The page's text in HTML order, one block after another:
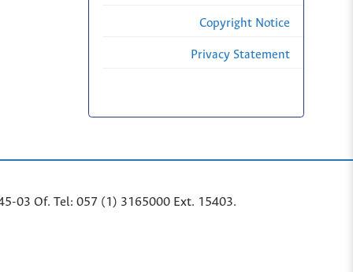
Copyright Notice
Privacy Statement
03 Of. Tel: 057 (1) 3165000 Ext. 15403.